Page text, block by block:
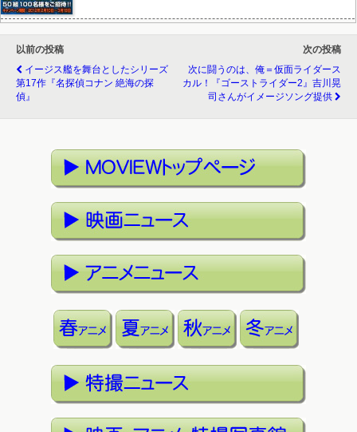
以前の投稿
イージス艦を舞台としたシリーズ
第17作『名探偵コナン 絶海の探
偵』
次の投稿
次に闘うのは、俺＝仮面ライダース
カル！『ゴーストライダー2』吉川晃
司さんがイメージソング提供